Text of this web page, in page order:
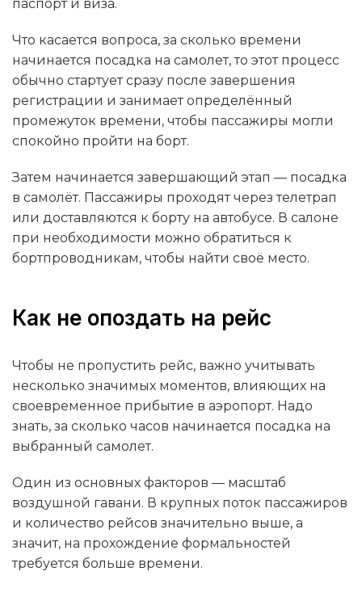
паспорт и виза.
Что касается вопроса, за сколько времени
начинается посадка на самолет, то этот процесс
обычно стартует сразу после завершения
регистрации и занимает определённый
промежуток времени, чтобы пассажиры могли
спокойно пройти на борт.
Затем начинается завершающий этап — посадка
в самолёт. Пассажиры проходят через телетрап
или доставляются к борту на автобусе. В салоне
при необходимости можно обратиться к
бортпроводникам, чтобы найти своё место.
Как не опоздать на рейс
Чтобы не пропустить рейс, важно учитывать
несколько значимых моментов, влияющих на
своевременное прибытие в аэропорт. Надо
знать, за сколько часов начинается посадка на
выбранный самолет.
Один из основных факторов — масштаб
воздушной гавани. В крупных поток пассажиров
и количество рейсов значительно выше, а
значит, на прохождение формальностей
требуется больше времени.